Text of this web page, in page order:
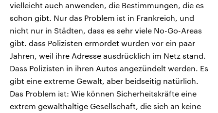
vielleicht auch anwenden, die Bestimmungen, die es
schon gibt. Nur das Problem ist in Frankreich, und
nicht nur in Städten, dass es sehr viele No-Go-Areas
gibt. dass Polizisten ermordet wurden vor ein paar
Jahren, weil ihre Adresse ausdrücklich im Netz stand.
Dass Polizisten in ihren Autos angezündelt werden. Es
gibt eine extreme Gewalt, aber beidseitig natürlich.
Das Problem ist: Wie können Sicherheitskräfte eine
extrem gewalthaltige Gesellschaft, die sich an keine